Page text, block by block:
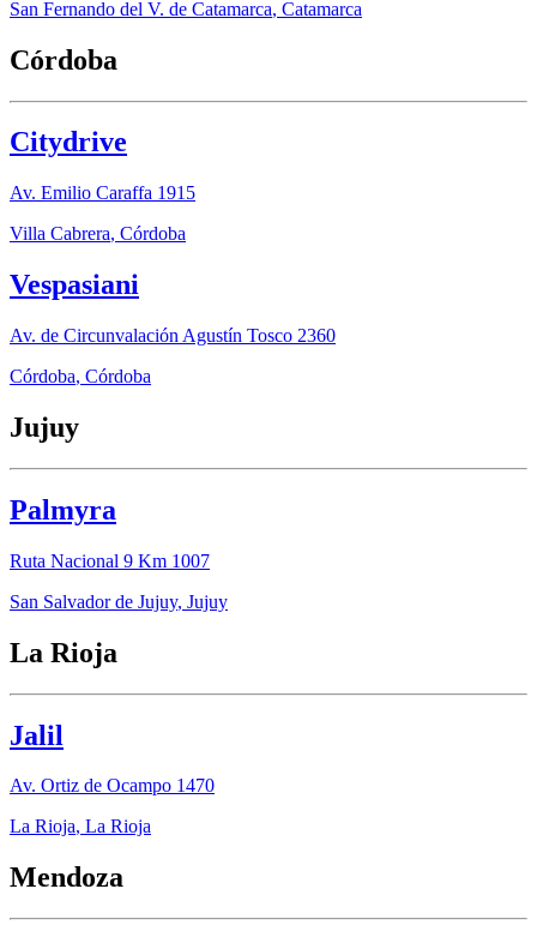
San Fernando del V. de Catamarca, Catamarca
Córdoba
Citydrive
Av. Emilio Caraffa 1915
Villa Cabrera, Córdoba
Vespasiani
Av. de Circunvalación Agustín Tosco 2360
Córdoba, Córdoba
Jujuy
Palmyra
Ruta Nacional 9 Km 1007
San Salvador de Jujuy, Jujuy
La Rioja
Jalil
Av. Ortiz de Ocampo 1470
La Rioja, La Rioja
Mendoza